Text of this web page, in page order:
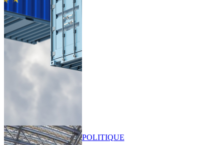
POLITIQUE